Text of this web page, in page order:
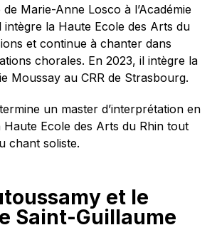
Marie-Anne Losco à l’Académie
intègre la Haute Ecole des Arts du
et continue à chanter dans
chorales. En 2023, il intègre la
Moussay au CRR de Strasbourg.
un master d’interprétation en
Haute Ecole des Arts du Rhin tout
chant soliste.
et le
Saint-Guillaume